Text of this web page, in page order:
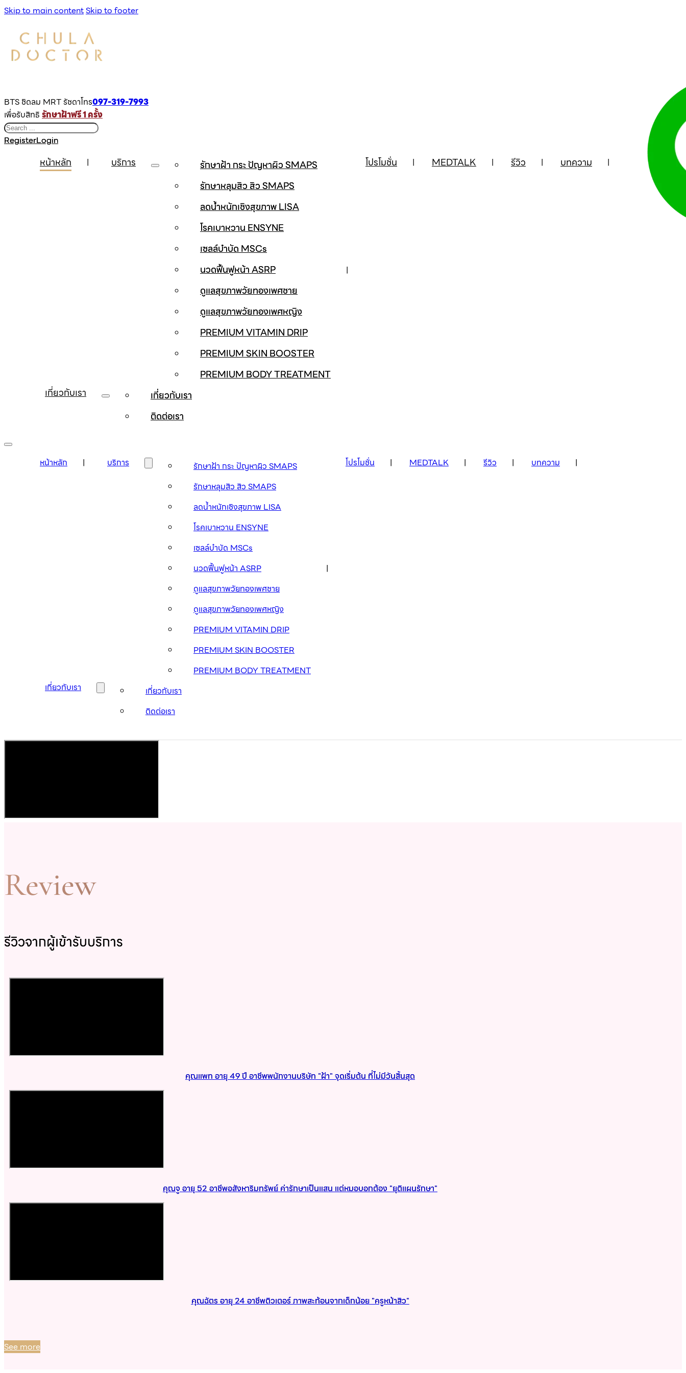
Skip to main contentSkip to footer
BTS ชิดลม MRT รัชดาโทร097-319-7993
เพื่อรับสิทธิ รักษาฝ้าฟรี 1 ครั้ง
Search
RegisterLogin
หน้าหลัก บริการ
รักษาฝ้า กระ ปัญหาผิว SMAPS
รักษาหลุมสิว สิว SMAPS
ลดน้ำหนักเชิงสุขภาพ LISA
โรคเบาหวาน ENSYNE
เซลล์บำบัด MSCs
นวดฟื้นฟูหน้า ASRP
ดูแลสุขภาพวัยทองเพศชาย
ดูแลสุขภาพวัยทองเพศหญิง
PREMIUM VITAMIN DRIP
PREMIUM SKIN BOOSTER
PREMIUM BODY TREATMENT
โปรโมชั่น MEDTALK รีวิว บทความ
เกี่ยวกับเรา
เกี่ยวกับเรา
ติดต่อเรา
หน้าหลัก บริการ
รักษาฝ้า กระ ปัญหาผิว SMAPS
รักษาหลุมสิว สิว SMAPS
ลดน้ำหนักเชิงสุขภาพ LISA
โรคเบาหวาน ENSYNE
เซลล์บำบัด MSCs
นวดฟื้นฟูหน้า ASRP
ดูแลสุขภาพวัยทองเพศชาย
ดูแลสุขภาพวัยทองเพศหญิง
PREMIUM VITAMIN DRIP
PREMIUM SKIN BOOSTER
PREMIUM BODY TREATMENT
โปรโมชั่น MEDTALK รีวิว บทความ
เกี่ยวกับเรา
เกี่ยวกับเรา
ติดต่อเรา
Review
รีวิวจากผู้เข้ารับบริการ
คุณแพท อายุ 49 ปี อาชีพพนักงานบริษัท "ฝ้า" จุดเริ่มต้น ที่ไม่มีวันสิ้นสุด
คุณจู อายุ 52 อาชีพอสังหาริมทรัพย์ ค่ารักษาเป็นแสน แต่หมอบอกต้อง "ยุติแผนรักษา"
คุณฉัตร อายุ 24 อาชีพติวเตอร์ ภาพสะท้อนจากเด็กน้อย "ครูหน้าสิว"
See more